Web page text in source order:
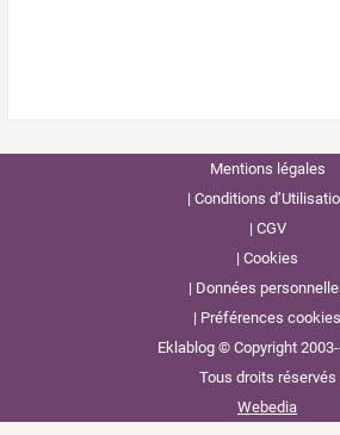
Mentions légales
Conditions
CGV
Cookies
Données
Préférences cookies
Eklablog © Copyright
Tous droits réservés
Webedia